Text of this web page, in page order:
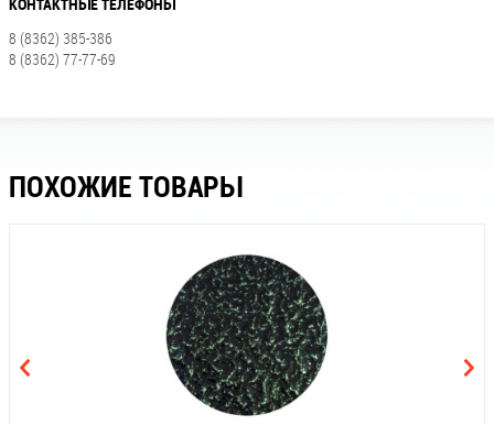
8 (8362) 385-386
8 (8362) 77-77-69
ПОХОЖИЕ ТОВАРЫ